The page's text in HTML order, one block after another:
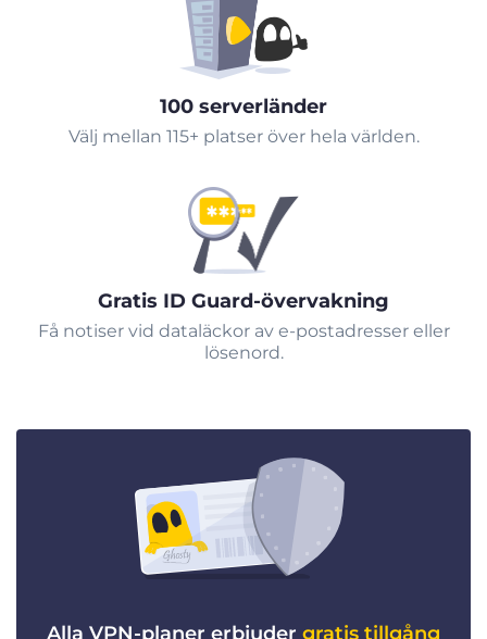
100 serverländer
Välj mellan 115+ platser över hela världen.
Gratis ID Guard-övervakning
Få notiser vid dataläckor av e-postadresser eller
lösenord.
Alla VPN-planer erbjuder gratis tillgång